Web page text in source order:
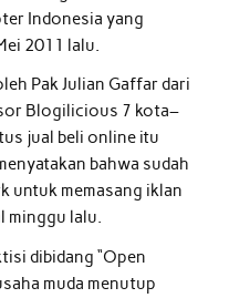
Indonesia yang
2011 lalu.
Pak Julian Gaffar dari
Blogilicious 7 kota–
jual beli online itu
bahwa sudah
untuk memasang iklan
minggu lalu.
dibidang “Open
muda menutup